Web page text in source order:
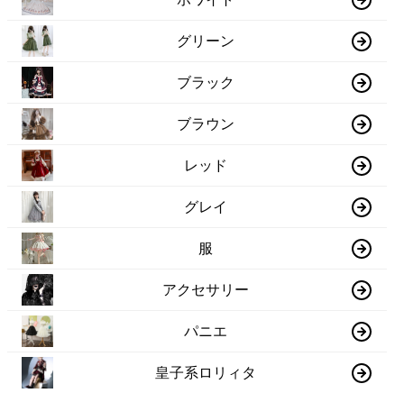
グリーン
ブラック
ブラウン
レッド
グレイ
服
アクセサリー
パニエ
皇子系ロリィタ